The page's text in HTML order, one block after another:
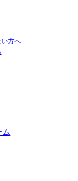
い方へ
ム